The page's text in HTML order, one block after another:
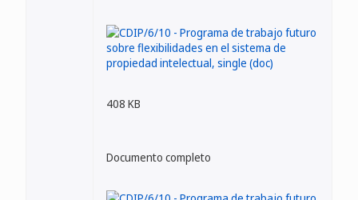
408 KB
Documento completo